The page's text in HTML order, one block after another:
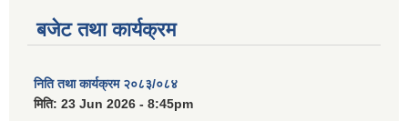
बजेट तथा कार्यक्रम
निति तथा कार्यक्रम २०८३/०८४
मिति: 23 Jun 2026 - 8:45pm